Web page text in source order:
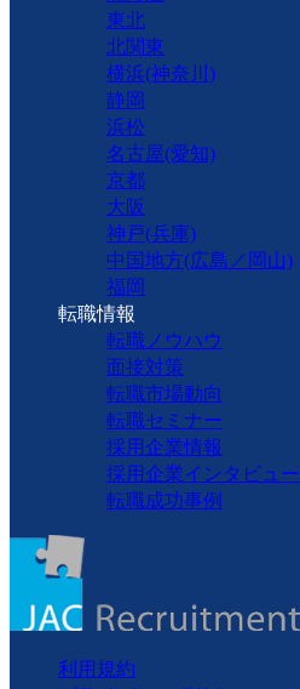
東北
北関東
横浜(神奈川)
静岡
浜松
名古屋(愛知)
京都
大阪
神戸(兵庫)
中国地方(広島／岡山)
福岡
転職情報
転職ノウハウ
面接対策
転職市場動向
転職セミナー
採用企業情報
採用企業インタビュー
転職成功事例
利用規約